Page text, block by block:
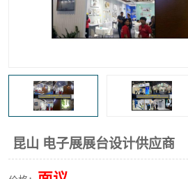
昆山 电子展展台设计供应商